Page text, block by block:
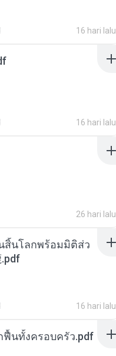
16 hari lalu
16 hari lalu
26 hari lalu
สิ้นโลกพร้อมมิติส่ว
16 hari lalu
ฟื้นทั้งครอบครัว.pdf